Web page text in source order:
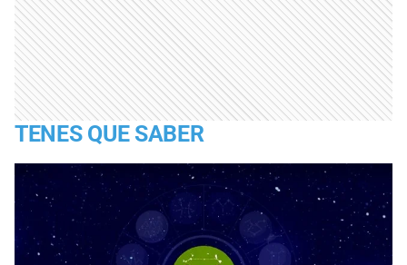
TENES QUE SABER